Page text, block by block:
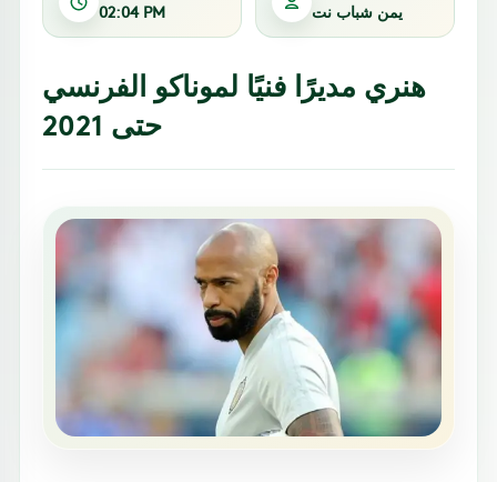
02:04 PM يمن شباب نت
هنري مديرًا فنيًا لموناكو الفرنسي
حتى 2021